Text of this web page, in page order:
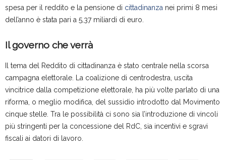
spesa per il reddito e la pensione di cittadinanza nei primi 8 mesi
dell’anno è stata pari a 5,37 miliardi di euro.
Il governo che verrà
Il tema del Reddito di cittadinanza è stato centrale nella scorsa
campagna elettorale. La coalizione di centrodestra, uscita
vincitrice dalla competizione elettorale, ha più volte parlato di una
riforma, o meglio modifica, del sussidio introdotto dal Movimento
cinque stelle. Tra le possibilità ci sono sia l’introduzione di vincoli
più stringenti per la concessione del RdC, sia incentivi e sgravi
fiscali ai datori di lavoro.